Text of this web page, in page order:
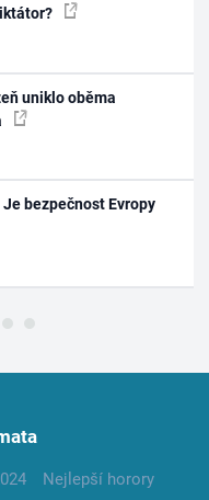
uniklo oběma
bezpečnost Evropy
Nejlepší horory